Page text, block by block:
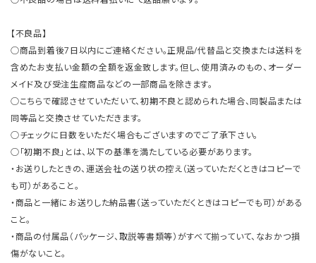
【不良品】
○商品到着後7日以内にご連絡ください。正規品/代替品と交換または送料を
含めたお支払い金額の全額を返金致します。但し、使用済みのもの、オーダー
メイド及び受注生産商品などの一部商品を除きます。
○こちらで確認させていただいて、初期不良と認められた場合、同製品または
同等品と交換させていただきます。
○チェックに日数をいただく場合もございますのでご了承下さい。
○「初期不良」とは、以下の基準を満たしている必要があります。
・お送りしたときの、運送会社の送り状の控え（送っていただくときはコピーで
も可）があること。
・商品と一緒にお送りした納品書（送っていただくときはコピーでも可）がある
こと。
・商品の付属品（パッケージ、取説等書類等）がすべて揃っていて、なおかつ損
傷がないこと。